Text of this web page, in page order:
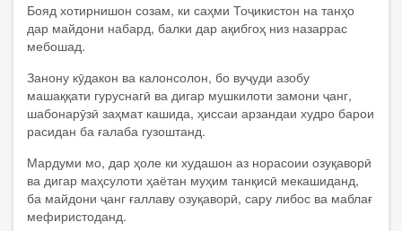
Бояд хотирнишон созам, ки саҳми Тоҷикистон на танҳо
дар майдони набард, балки дар ақибгоҳ низ назаррас
мебошад.
Занону кӯдакон ва калонсолон, бо вуҷуди азобу
машаққати гуруснагӣ ва дигар мушкилоти замони ҷанг,
шабонарӯзӣ заҳмат кашида, ҳиссаи арзандаи худро барои
расидан ба ғалаба гузоштанд.
Мардуми мо, дар ҳоле ки худашон аз норасоии озуқаворӣ
ва дигар маҳсулоти ҳаётан муҳим танқисӣ мекашиданд,
ба майдони ҷанг ғаллаву озуқаворӣ, сару либос ва маблағ
мефиристоданд.